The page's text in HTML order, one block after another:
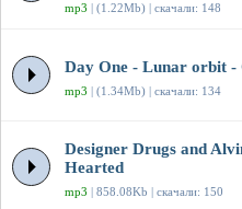
mp3 | (1.22Mb) | скачали: 148
Day One - Lunar orbit
mp3 | (1.34Mb) | скачали: 134
Designer Drugs and
Hearted
mp3 | 858.08Kb | скачали: 150